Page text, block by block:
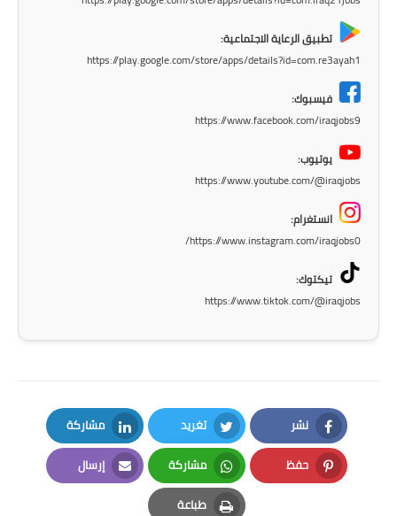
المرحلة المتوسطة
صحة وطب
فن ومشاهير
العامة
تطبيق الرعاية الاجتماعية:
https://play.google.com/store/apps/details?id=com.re3ayah1
فيسبوك:
https://www.facebook.com/iraqjobs9
يوتيوب:
https://www.youtube.com/@iraqjobs
انستغرام:
https://www.instagram.com/iraqjobs0/
تيكتوك:
https://www.tiktok.com/@iraqjobs
نشر
Facebook
تغريد
Twitter
مشاركة
LinkedIn
حفظ
Pinterest
مشاركة
Whatsapp
إرسال
Email
طباعة